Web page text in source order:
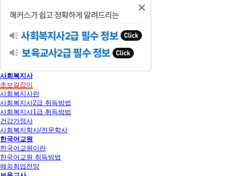
사회복지사
초보길잡이
사회복지사란
사회복지사2급 취득방법
사회복지사1급 취득방법
건강가정사
사회복지학사/전문학사
한국어교원
한국어교원이란
한국어교원 취득방법
해외취업전망